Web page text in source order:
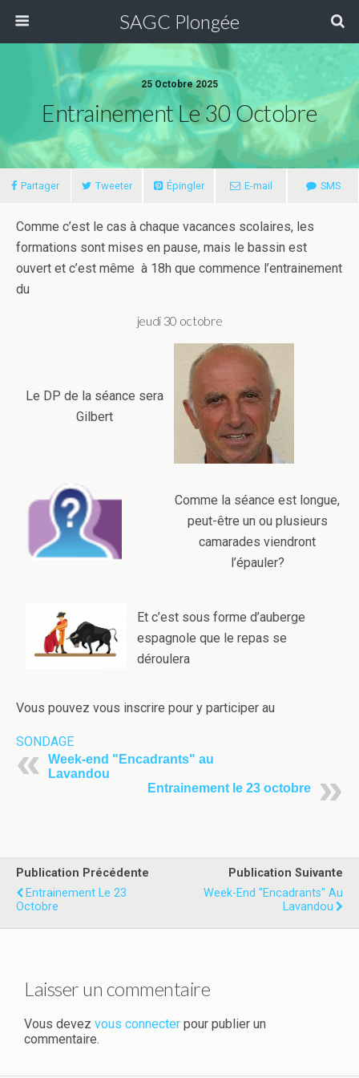
SAGC Plongée
25 Octobre 2025
Entrainement Le 30 Octobre
Partager Tweeter Épingler E-mail SMS
Comme c’est le cas à chaque vacances scolaires, les
formations sont mises en pause, mais le bassin est
ouvert et c’est même à 18h que commence l’entrainement
du
jeudi 30 octobre
Le DP de la séance sera
Gilbert
Comme la séance est longue,
peut-être un ou plusieurs
camarades viendront
l’épauler?
Et c’est sous forme d’auberge
espagnole que le repas se
déroulera
Vous pouvez vous inscrire pour y participer au
SONDAGE
Week-end "Encadrants" au
Lavandou
Entrainement le 23 octobre
Publication Précédente
Entrainement Le 23
Octobre
Publication Suivante
Week-End "Encadrants" Au
Lavandou
Laisser un commentaire
Vous devez vous connecter pour publier un
commentaire.